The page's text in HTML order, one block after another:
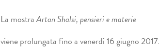
La mostraArtan Shalsi, pensieri e materie
viene prolungata fino a venerdì 16 giugno 2017.